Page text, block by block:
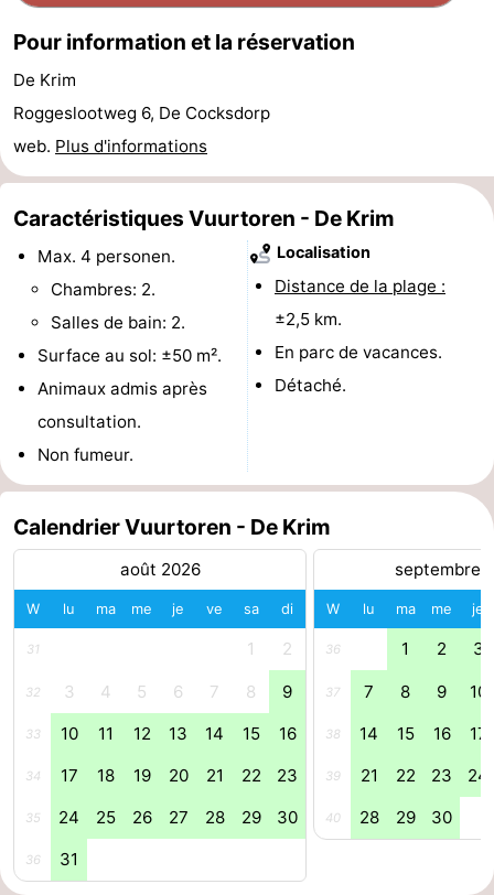
Texel
Kustpark
Texel
-
Sluftervallei
-
Strandhuys
-
Villapark
Texel
-
Vogelmient
Last
minutes
Plages
Voir
faire
Lieux
d'intérêt
-
Musées
-
Églises
-
Moulins
Points
de
Attractions
Fermes
-
Pour information et la réservation
De Krim
Roggeslootweg 6, De Cocksdorp
web. Plus d'informations
Caractéristiques Vuurtoren - De Krim
Max. 4 personen.
Chambres: 2.
Salles de bain: 2.
Surface au sol: ±50 m².
Animaux admis après
consultation.
Non fumeur.
Localisation
Distance de la plage :
±2,5 km.
En parc de vacances.
Détaché.
Calendrier Vuurtoren - De Krim
août 2026
W lu ma me je ve sa di
31 1 2
32 3 4 5 6 7 8 9
33 10 11 12 13 14 15 16
34 17 18 19 20 21 22 23
35 24 25 26 27 28 29 30
36 31
septembre
W lu ma me je
36 1 2 3
37 7 8 9 10
38 14 15 16 17
39 21 22 23 24
40 28 29 30